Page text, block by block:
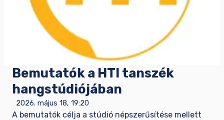
Bemutatók a HTI tanszék
hangstúdiójában
2026. május 18, 19:20
A bemutatók célja a stúdió népszerűsítése mellett